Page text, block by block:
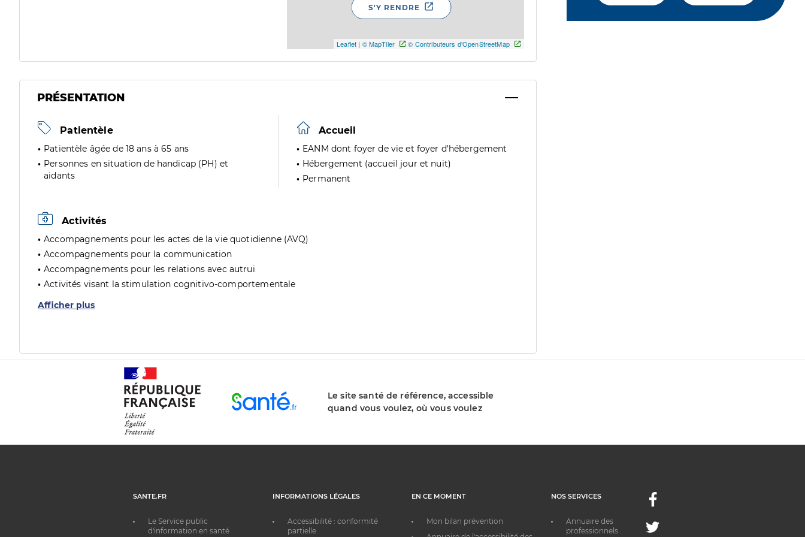
Leaflet | © MapTiler © Contributeurs d'OpenStreetMap
S'Y RENDRE
PRÉSENTATION
Patientèle
Patientèle âgée de 18 ans à 65 ans
Personnes en situation de handicap (PH) et
aidants
Accueil
EANM dont foyer de vie et foyer d'hébergement
Hébergement (accueil jour et nuit)
Permanent
Activités
Accompagnements pour les actes de la vie quotidienne (AVQ)
Accompagnements pour la communication
Accompagnements pour les relations avec autrui
Activités visant la stimulation cognitivo-comportementale
Afficher plus
Le site santé de référence, accessible
quand vous voulez, où vous voulez
SANTE.FR
Le Service public
d'information en santé
INFORMATIONS LÉGALES
Accessibilité : conformité
partielle
EN CE MOMENT
Mon bilan prévention
NOS SERVICES
Annuaire des
professionnels
Facebook
Twitter